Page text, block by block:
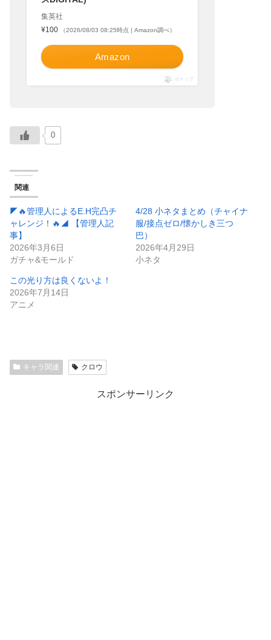
集英社
¥100
（2026/08/03 08:25時点 | Amazon調べ）
Amazon
ポチップ
0
関連
◤🔥管理人によるE.H完凸チ
ャレンジ！🔥◢ 【管理人記
事】
2026年3月6日
ガチャ&モールド
4/28 小ネタまとめ（チャイナ
服/接点ゼロ/懐かしき三つ
巴）
2026年4月29日
小ネタ
この光り方は良くないよ！
2026年7月14日
アニメ
キャラ関連 クロウ
スポンサーリンク